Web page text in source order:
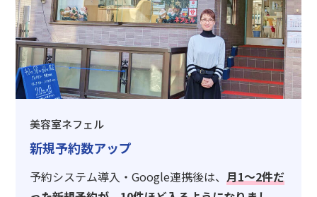
美容室ネフェル
新規予約数アップ
予約システム導入・Google連携後は、 月1〜2件だ